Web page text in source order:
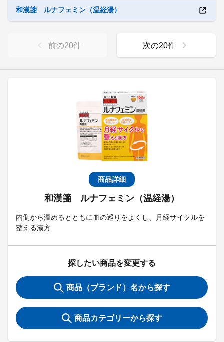
商品詳細
和漢箋 ルナフェミン（温経湯）
内側から温めるとともに血の巡りをよくし、月経サイクルを
整える漢方
探したい商品を変更する
商品（ブランド）名から探す
商品カテゴリーから探す
和漢箋 ルナフェミン（温経湯）
前の20件 次の20件